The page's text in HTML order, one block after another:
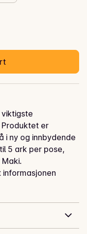
viktigste
Produktet er
i ny og innbydende
5 ark per pose,
informasjonen